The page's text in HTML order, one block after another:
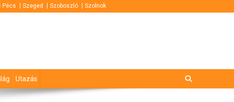
Pécs Szeged Szoboszló Szolnok
Utazás